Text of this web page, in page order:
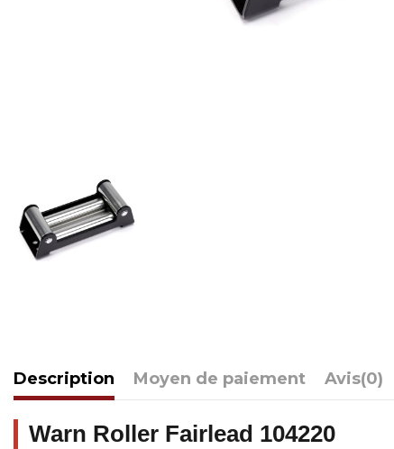
Description Moyen de paiement Avis(0)
Warn Roller Fairlead 104220